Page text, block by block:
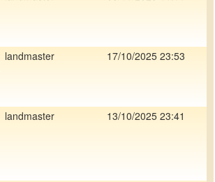
landmaster 17/10/2025 23:53
landmaster 13/10/2025 23:41